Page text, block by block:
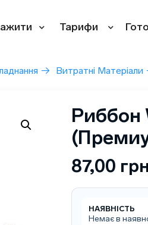
Тарифи
→ Витратні Матеріали
Риббон
87,00
НАЯВНІСТЬ
Немає в